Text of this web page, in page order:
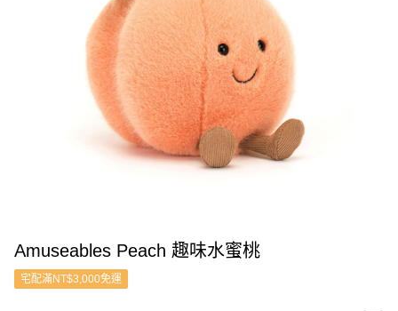
Amuseables Peach 趣味水蜜桃
宅配滿NT$3,000免運